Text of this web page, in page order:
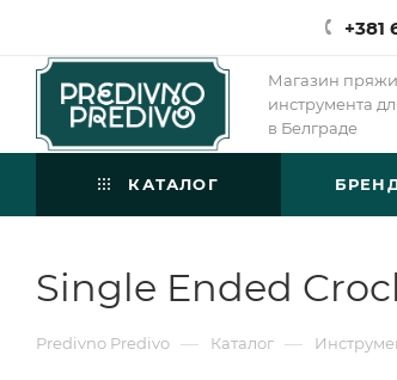
+381
Магазин
инструмента
в Белграде
КАТАЛОГ
Single Ended
Predivno Predivo — Каталог —